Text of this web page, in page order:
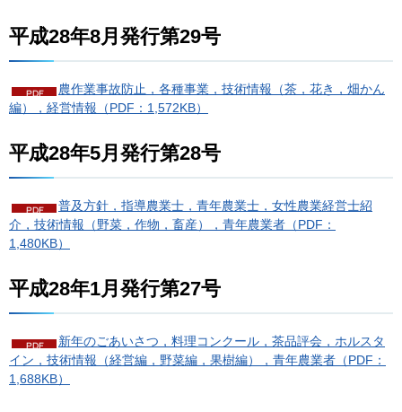
平成28年8月発行第29号
農作業事故防止，各種事業，技術情報（茶，花き，畑かん
編），経営情報（PDF：1,572KB）
平成28年5月発行第28号
普及方針，指導農業士，青年農業士，女性農業経営士紹
介，技術情報（野菜，作物，畜産），青年農業者（PDF：
1,480KB）
平成28年1月発行第27号
新年のごあいさつ，料理コンクール，茶品評会，ホルスタ
イン，技術情報（経営編，野菜編，果樹編），青年農業者（PDF：
1,688KB）